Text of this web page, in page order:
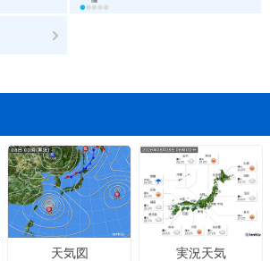
天気図 実況天気